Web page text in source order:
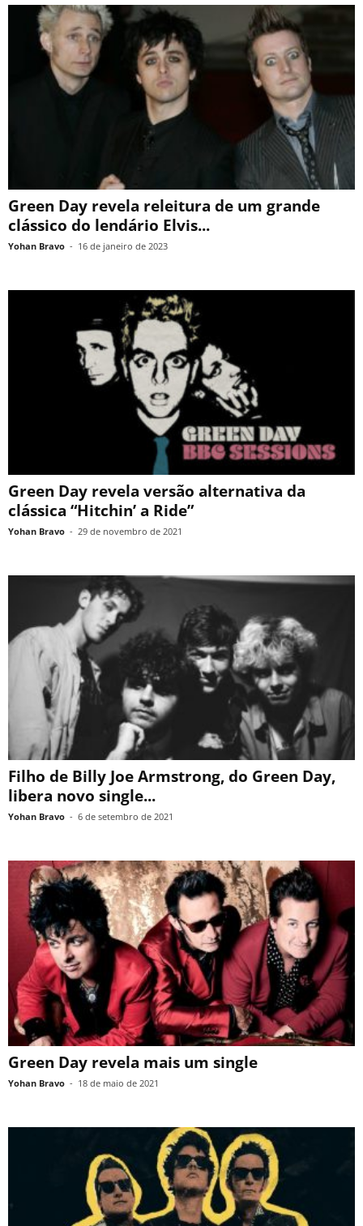
Green Day revela releitura de um grande
clássico do lendário Elvis...
Yohan Bravo - 16 de janeiro de 2023
Green Day revela versão alternativa da
clássica “Hitchin’ a Ride”
Yohan Bravo - 29 de novembro de 2021
Filho de Billy Joe Armstrong, do Green Day,
libera novo single...
Yohan Bravo - 6 de setembro de 2021
Green Day revela mais um single
Yohan Bravo - 18 de maio de 2021